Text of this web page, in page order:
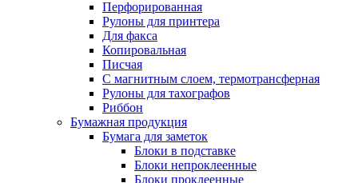
Перфорированная
Рулоны для принтера
Для факса
Копировальная
Писчая
С магнитным слоем, термотрансферная
Рулоны для тахографов
Риббон
Бумажная продукция
Бумага для заметок
Блоки в подставке
Блоки непроклеенные
Блоки проклеенные